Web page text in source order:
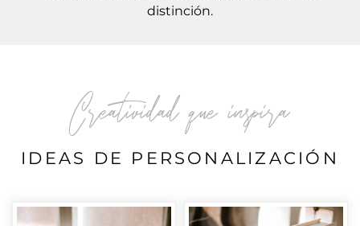
distinción.
Creatividad que inspira
IDEAS DE PERSONALIZACIÓN